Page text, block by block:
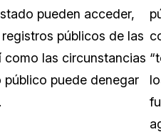
pueden acceder,
públicos de las
como las circunstancias
puede denegar